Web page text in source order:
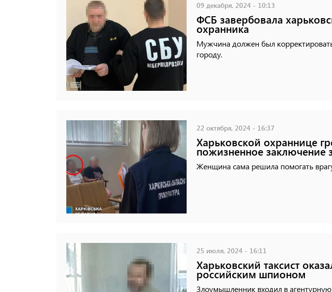
09 декабря, 2024 - 10:13
ФСБ завербовала
охранника
Мужчина должен был
городу.
22 октября, 2024 - 16:37
Харьковской охраннице
пожизненное заключение
Женщина сама решила помогать
25 июля, 2024 - 16:11
Харьковский таксист
российским шпионом
Злоумышленник входил в